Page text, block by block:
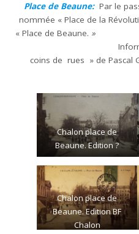
Place de Beaune: Par le
nommée « Place de la
« Place de Beaune. »
Informations
coins de rues » de Pascal
Chalon place de
Beaune. Edition ?
Chalon place de
Beaune. Edition BF
Chalon